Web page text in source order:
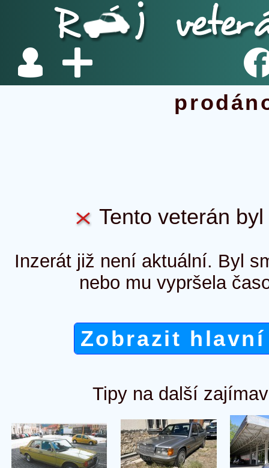
Tento veterán
Inzerát již není aktuální. Byl
nebo mu vypršela
Zobrazit
Tipy na další